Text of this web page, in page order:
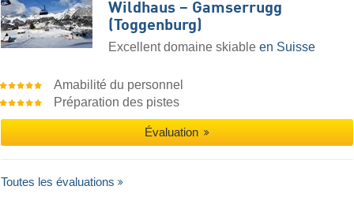
Wildhaus – Gamserrugg
(Toggenburg)
Excellent domaine skiable en Suisse
Amabilité du personnel
Préparation des pistes
Évaluation
Toutes les évaluations